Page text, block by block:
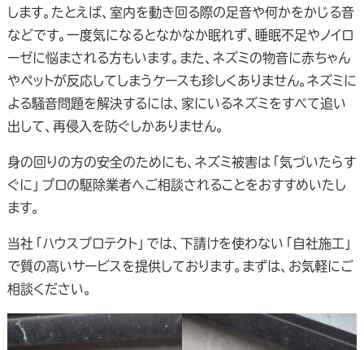
します。たとえば、室内を動き回る際の足音や何かをかじる音
などです。一度気になるとなかなか眠れず、睡眠不足やノイロ
ーゼに悩まされる方もいます。また、ネズミの物音に赤ちゃん
やペットが反応してしまうケースも珍しくありません。ネズミに
よる騒音問題を解決するには、家にいるネズミをすべて追い
出して、再侵入を防ぐしかありません。
身の回りの方の安全のためにも、ネズミ被害は「気づいたらす
ぐに」プロの駆除業者へご相談されることをおすすめいたし
ます。
当社「ハウスプロテクト」では、下請けを使わない「自社施工」
で質の高いサービスを提供しております。まずは、お気軽にご
相談ください。